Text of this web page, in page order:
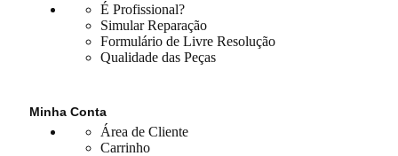
É Profissional?
Simular Reparação
Formulário de Livre Resolução
Qualidade das Peças
Minha Conta
Área de Cliente
Carrinho